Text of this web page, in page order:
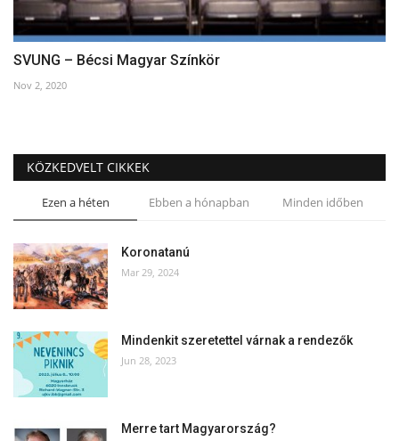
SVUNG – Bécsi Magyar Színkör
Nov 2, 2020
KÖZKEDVELT CIKKEK
Ezen a héten Ebben a hónapban Minden időben
Koronatanú
Mar 29, 2024
Mindenkit szeretettel várnak a rendezők
Jun 28, 2023
Merre tart Magyarország?